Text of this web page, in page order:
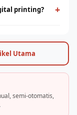
dengan
printing? +
untuk order
bisa saling
Utama
semi-otomatis,